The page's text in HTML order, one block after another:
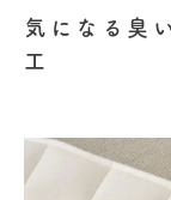
気になる臭
工